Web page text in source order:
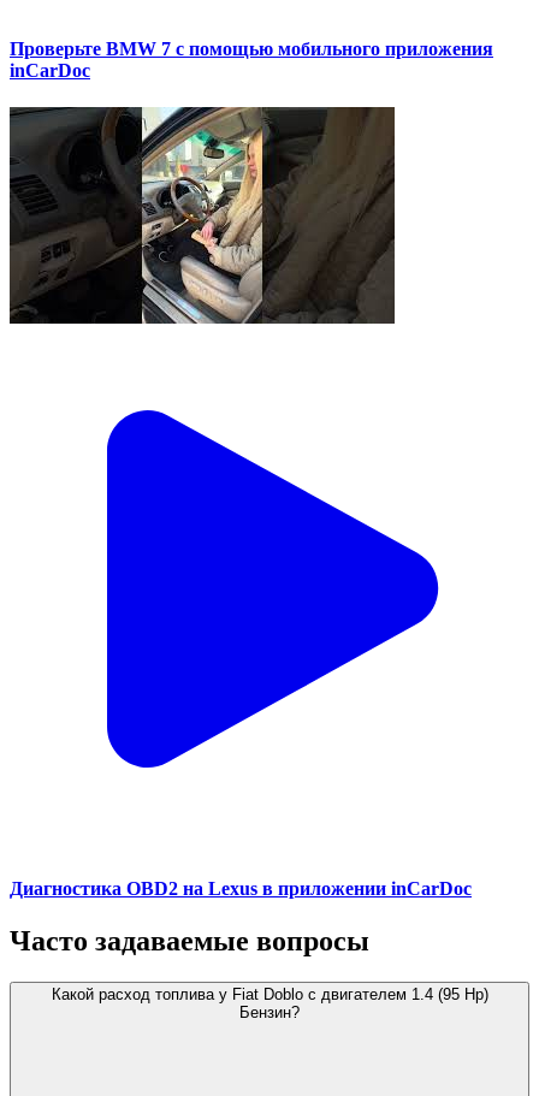
Проверьте BMW 7 с помощью мобильного приложения
inCarDoc
Диагностика OBD2 на Lexus в приложении inCarDoc
Часто задаваемые вопросы
Какой расход топлива у Fiat Doblo с двигателем 1.4 (95 Hp)
Бензин?